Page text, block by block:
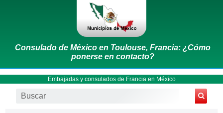
Consulado de México en Toulouse, Francia: ¿Cómo
ponerse en contacto?
Embajadas y consulados de Francia en México